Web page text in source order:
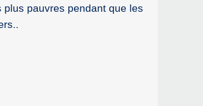
plus pauvres pendant que les